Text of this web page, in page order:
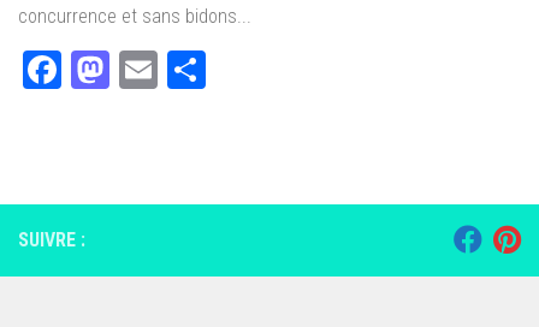
concurrence et sans bidons...
Facebook
Mastodon
Email
SUIVRE :